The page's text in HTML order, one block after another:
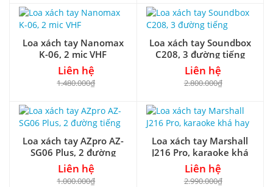
Loa xách tay Nanomax
K-06, 2 mic VHF
Liên hệ
1.480.000₫
Loa xách tay Soundbox
C208, 3 đường tiếng
Liên hệ
2.800.000₫
Loa xách tay AZpro AZ-
SG06 Plus, 2 đường
tiếng
Liên hệ
1.000.000₫
Loa xách tay Marshall
J216 Pro, karaoke khá
hay
Liên hệ
2.990.000₫